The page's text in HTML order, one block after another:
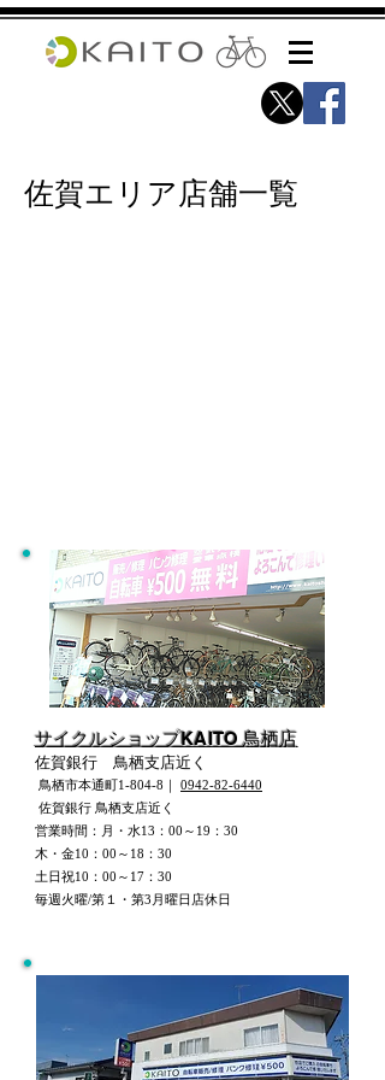
佐賀エリア店舗一覧
サイクルショップKAITO 鳥栖店
佐賀銀行 鳥栖支店近く
鳥栖市本通町1-804-8｜ 0942-82-6440
佐賀銀行 鳥栖支店近く
営業時間：月・水13：00～19：30
木・金10：00～18：30
土日祝10：00～17：30
毎週火曜/第１・第3月曜日店休日